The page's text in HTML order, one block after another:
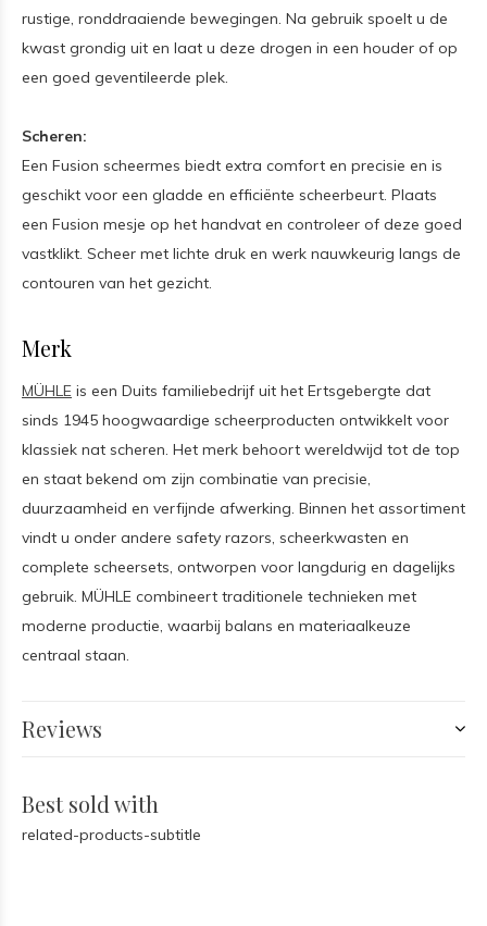
rustige, ronddraaiende bewegingen. Na gebruik spoelt u de
kwast grondig uit en laat u deze drogen in een houder of op
een goed geventileerde plek.
Scheren:
Een Fusion scheermes biedt extra comfort en precisie en is
geschikt voor een gladde en efficiënte scheerbeurt. Plaats
een Fusion mesje op het handvat en controleer of deze goed
vastklikt. Scheer met lichte druk en werk nauwkeurig langs de
contouren van het gezicht.
Merk
MÜHLE is een Duits familiebedrijf uit het Ertsgebergte dat
sinds 1945 hoogwaardige scheerproducten ontwikkelt voor
klassiek nat scheren. Het merk behoort wereldwijd tot de top
en staat bekend om zijn combinatie van precisie,
duurzaamheid en verfijnde afwerking. Binnen het assortiment
vindt u onder andere safety razors, scheerkwasten en
complete scheersets, ontworpen voor langdurig en dagelijks
gebruik. MÜHLE combineert traditionele technieken met
moderne productie, waarbij balans en materiaalkeuze
centraal staan.
Reviews
Best sold with
related-products-subtitle